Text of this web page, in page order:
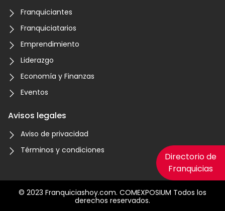
Directorio de
Franquicias
Franquiciantes
Franquiciatarios
Emprendimiento
Liderazgo
Economía y Finanzas
Eventos
Avisos legales
Aviso de privacidad
Términos y condiciones
© 2023 Franquiciashoy.com. COMEXPOSIUM Todos los
derechos reservados.